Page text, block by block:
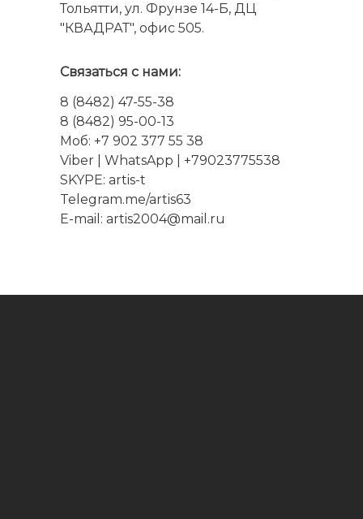
Тольятти, ул. Фрунзе 14-Б, ДЦ
"КВАДРАТ", офис 505.
Связаться с нами:
8 (8482) 47-55-38
8 (8482) 95-00-13
Моб: +7 902 377 55 38
Viber
WhatsApp
| +79023775538
SKYPE: artis-t
Telegram.me/artis63
E-mail: artis2004@mail.ru